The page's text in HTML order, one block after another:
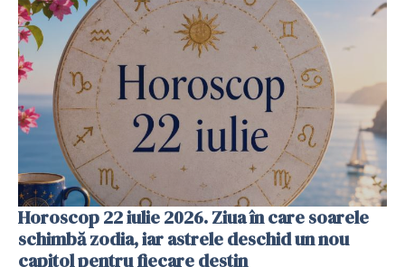
Horoscop 22 iulie 2026. Ziua în care soarele
schimbă zodia, iar astrele deschid un nou
capitol pentru fiecare destin